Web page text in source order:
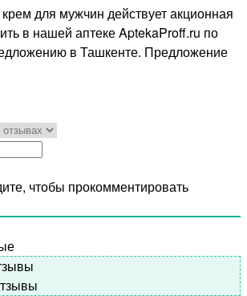
для мужчин действует акционная
в нашей аптеке AptekaProff.ru по
в Ташкенте. Предложение
чтобы прокомментировать